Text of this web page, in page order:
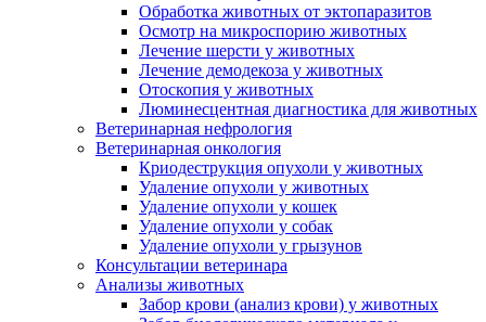
Обработка животных от эктопаразитов
Осмотр на микроспорию животных
Лечение шерсти у животных
Лечение демодекоза у животных
Отоскопия у животных
Люминесцентная диагностика для животных
Ветеринарная нефрология
Ветеринарная онкология
Криодеструкция опухоли у животных
Удаление опухоли у животных
Удаление опухоли у кошек
Удаление опухоли у собак
Удаление опухоли у грызунов
Консультации ветеринара
Анализы животных
Забор крови (анализ крови) у животных